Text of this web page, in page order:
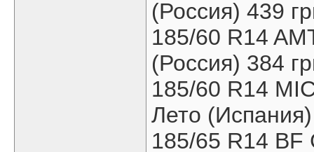
(Россия) 439
185/60 R14
(Россия) 384
185/60 R14
Лето
185/65 R14 BF